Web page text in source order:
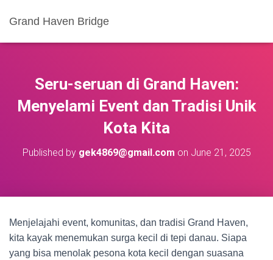
Grand Haven Bridge
Seru-seruan di Grand Haven:
Menyelami Event dan Tradisi Unik
Kota Kita
Published by gek4869@gmail.com on June 21, 2025
Menjelajahi event, komunitas, dan tradisi Grand Haven,
kita kayak menemukan surga kecil di tepi danau. Siapa
yang bisa menolak pesona kota kecil dengan suasana